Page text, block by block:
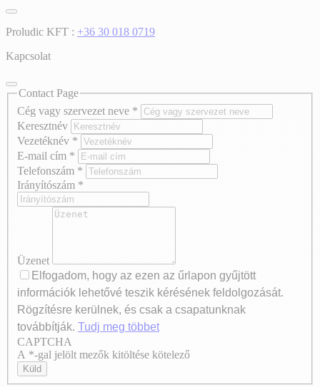
Proludic KFT : +36 30 018 0719
Kapcsolat
Contact Page
Cég vagy szervezet neve *
Keresztnév
Vezetéknév *
E-mail cím *
Telefonszám *
Irányítószám *
Üzenet
Elfogadom, hogy az ezen az űrlapon gyűjtött
információk lehetővé teszik kérésének feldolgozását.
Rögzítésre kerülnek, és csak a csapatunknak
továbbítják. Tudj meg többet
Axeptio consent
CAPTCHA
A *-gal jelölt mezők kitöltése kötelező
Küld